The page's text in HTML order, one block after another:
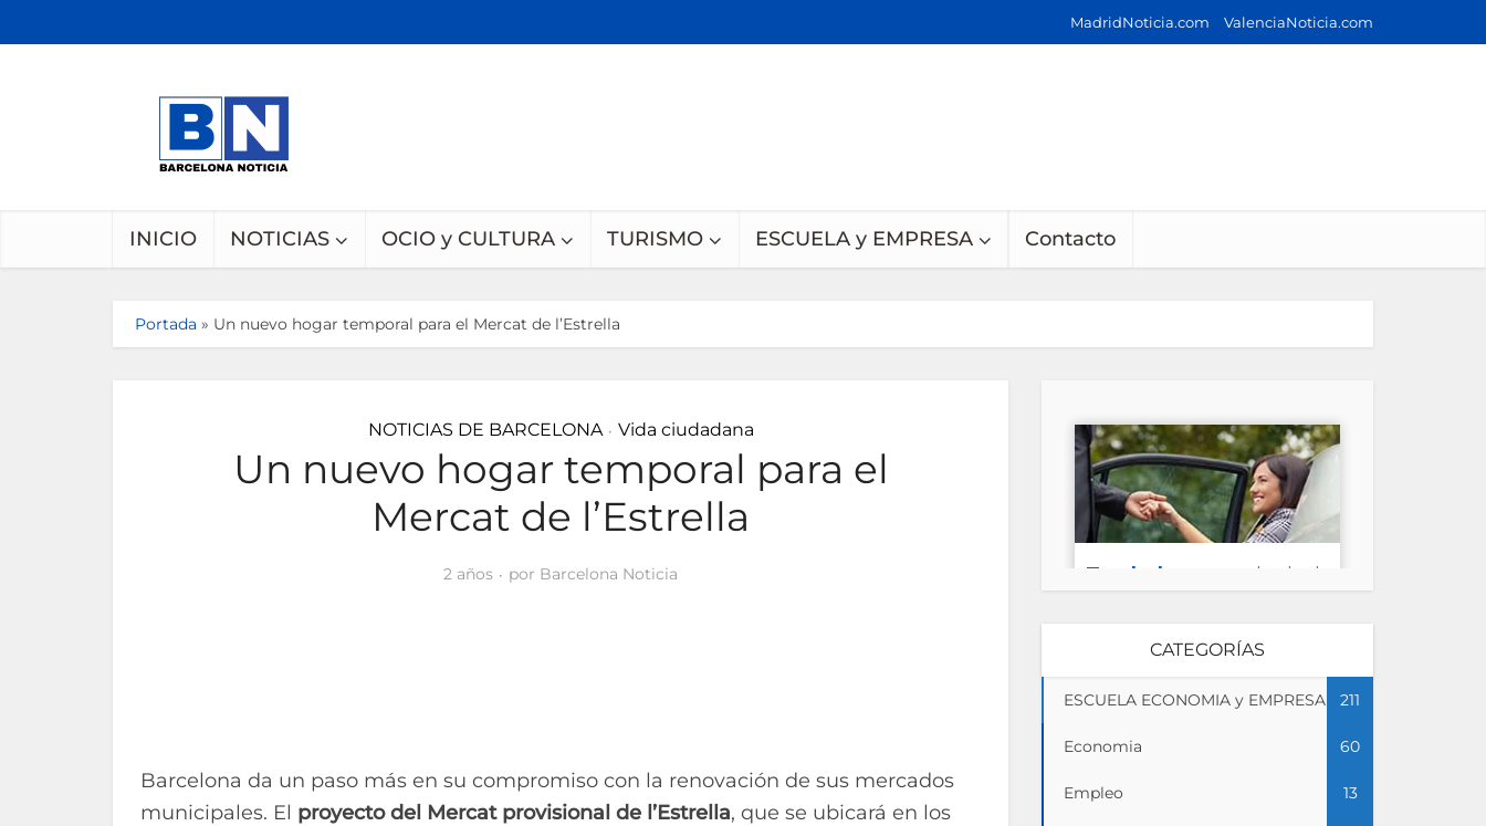
MadridNoticia.com ValenciaNoticia.com
INICIO NOTICIAS OCIO y CULTURA TURISMO ESCUELA y EMPRESA Contacto
Portada » Un nuevo hogar temporal para el Mercat de l’Estrella
NOTICIAS DE BARCELONA • Vida ciudadana
Un nuevo hogar temporal para el
Mercat de l’Estrella
2 años por Barcelona Noticia
Barcelona da un paso más en su compromiso con la renovación de sus mercados
municipales. El proyecto del Mercat provisional de l’Estrella, que se ubicará en los
CATEGORÍAS
ESCUELA ECONOMIA y EMPRESA 211
Economia 60
Empleo 13